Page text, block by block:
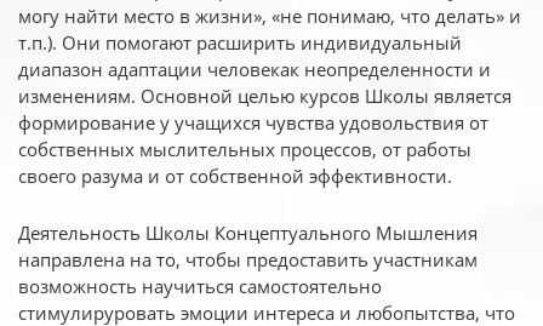
могу найти место в жизни», «не понимаю, что делать» и
т.п.). Они помогают расширить индивидуальный
диапазон адаптации человекак неопределенности и
изменениям. Основной целью курсов Школы является
формирование у учащихся чувства удовольствия от
собственных мыслительных процессов, от работы
своего разума и от собственной эффективности.
Деятельность Школы Концептуального Мышления
направлена на то, чтобы предоставить участникам
возможность научиться самостоятельно
стимулируровать эмоции интереса и любопытства, что